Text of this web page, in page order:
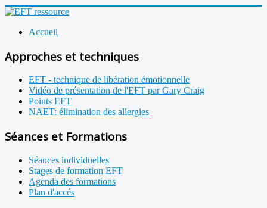
Accueil
Approches et techniques
EFT - technique de libération émotionnelle
Vidéo de présentation de l'EFT par Gary Craig
Points EFT
NAET: élimination des allergies
Séances et Formations
Séances individuelles
Stages de formation EFT
Agenda des formations
Plan d'accés